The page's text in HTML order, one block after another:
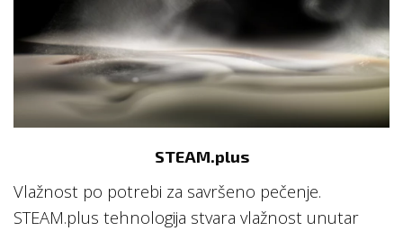
STEAM.plus
Vlažnost po potrebi za savršeno pečenje.
STEAM.plus tehnologija stvara vlažnost unutar